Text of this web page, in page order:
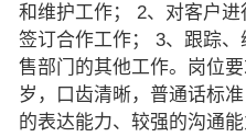
和维护工作； 2、对客户
签订合作工作； 3、跟踪
售部门的其他工作。岗位
岁，口齿清晰，普通话标
的表达能力、较强的沟通